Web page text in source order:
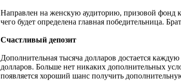
Направлен на женскую аудиторию, призовой фонд
чего будет определена главная победительница.
Счастливый депозит
Дополнительная тысяча долларов достается
долларов. Больше нет никаких дополнительных
появляется хороший шанс получить